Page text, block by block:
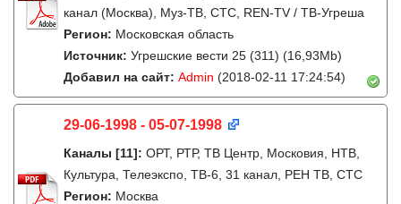
канал (Москва), Муз-ТВ, СТС, REN-TV / ТВ-Угреша
Регион: Московская область
Источник: Угрешские вести 25 (311) (16,93Mb)
Добавил на сайт: Admin (2018-02-11 17:24:54)
29-06-1998 - 05-07-1998
Каналы [11]: ОРТ, РТР, ТВ Центр, Московия, НТВ,
Культура, Телеэкспо, ТВ-6, 31 канал, РЕН ТВ, СТС
Регион: Москва